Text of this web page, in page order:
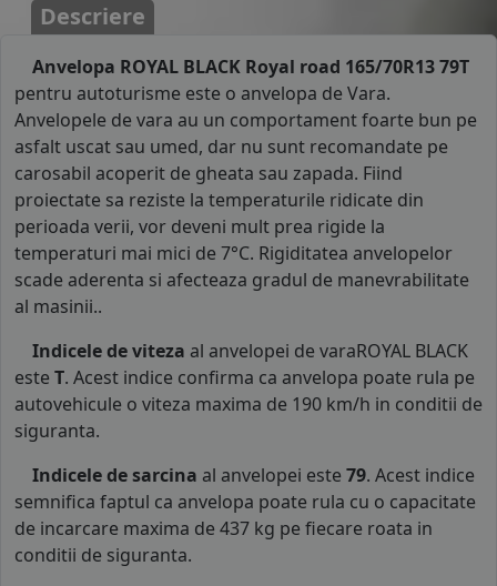
Descriere
Anvelopa ROYAL BLACK Royal road 165/70R13 79T
pentru autoturisme este o anvelopa de Vara.
Anvelopele de vara au un comportament foarte bun pe
asfalt uscat sau umed, dar nu sunt recomandate pe
carosabil acoperit de gheata sau zapada. Fiind
proiectate sa reziste la temperaturile ridicate din
perioada verii, vor deveni mult prea rigide la
temperaturi mai mici de 7°C. Rigiditatea anvelopelor
scade aderenta si afecteaza gradul de manevrabilitate
al masinii..
Indicele de viteza al anvelopei de varaROYAL BLACK
este T. Acest indice confirma ca anvelopa poate rula pe
autovehicule o viteza maxima de 190 km/h in conditii de
siguranta.
Indicele de sarcina al anvelopei este 79. Acest indice
semnifica faptul ca anvelopa poate rula cu o capacitate
de incarcare maxima de 437 kg pe fiecare roata in
conditii de siguranta.